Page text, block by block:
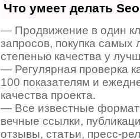
Что умеет делать
— Продвижение в один
запросов, покупка
степенью качества у
— Регулярная проверка
100 показателям и
качества проекта.
— Все известные
вечные ссылки,
отзывы, статьи, пресс-